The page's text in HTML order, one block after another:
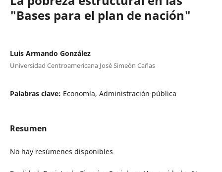
"Bases para el plan de nación"
Luis Armando González
Universidad Centroamericana José Simeón Cañas
Palabras clave: Economía, Administración pública
Resumen
No hay resúmenes disponibles